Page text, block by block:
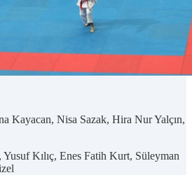
Kayacan, Nisa Sazak, Hira Nur Yalçın,
Kılıç, Enes Fatih Kurt, Süleyman